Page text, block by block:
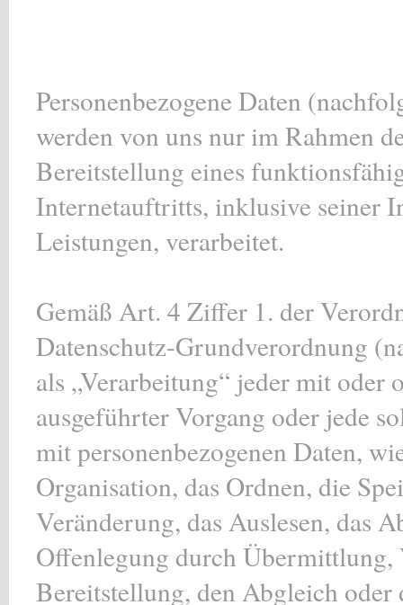
Personenbezogene Daten
werden von uns nur im Rahmen
Bereitstellung eines
Internetauftritts, inklusive seiner
Leistungen, verarbeitet.
Gemäß Art. 4 Ziffer 1. der
Datenschutz-Grundverordnung
als „Verarbeitung“ jeder mit
ausgeführter Vorgang oder jede
mit personenbezogenen Daten,
Organisation, das Ordnen, die
Veränderung, das Auslesen, das
Offenlegung durch Übermittlung,
Bereitstellung, den Abgleich